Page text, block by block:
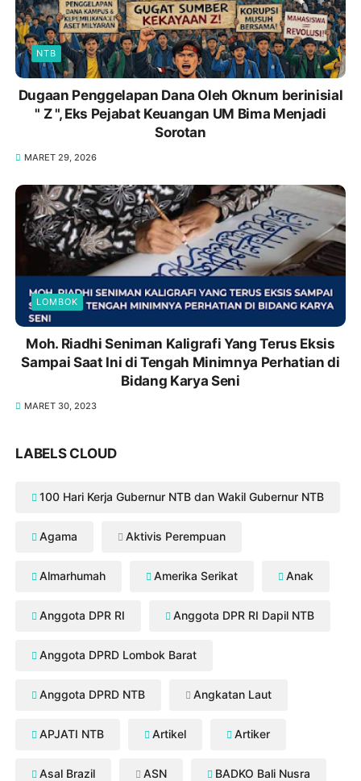
NTB
Dugaan Penggelapan Dana Oleh Oknum berinisial
" Z ", Eks Pejabat Keuangan UM Bima Menjadi
Sorotan
MARET 29, 2026
LOMBOK
Moh. Riadhi Seniman Kaligrafi Yang Terus Eksis
Sampai Saat Ini di Tengah Minimnya Perhatian di
Bidang Karya Seni
MARET 30, 2023
LABELS CLOUD
100 Hari Kerja Gubernur NTB dan Wakil Gubernur NTB
Agama Aktivis Perempuan
Almarhumah Amerika Serikat Anak
Anggota DPR RI Anggota DPR RI Dapil NTB
Anggota DPRD Lombok Barat
Anggota DPRD NTB Angkatan Laut
APJATI NTB Artikel Artiker
Asal Brazil ASN BADKO Bali Nusra